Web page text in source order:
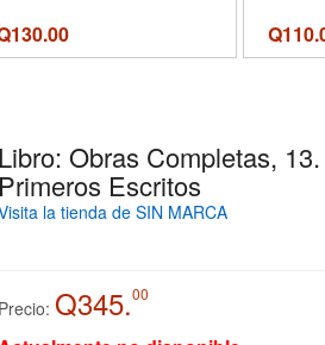
130.00 Q
Libro: Obras Completas,
Primeros Escritos
la tienda de SIN MARCA
Precio: Q345.00